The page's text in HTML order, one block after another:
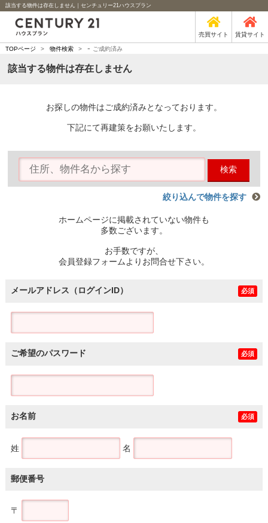
該当する物件は存在しません｜センチュリー21ハウスプラン
売買サイト 賃貸サイト
TOPページ > 物件検索 > - ご成約済み
該当する物件は存在しません
お探しの物件はご成約済みとなっております。
下記にて再建策をお願いたします。
検索
絞り込んで物件を探す
ホームページに掲載されていない物件も
多数ございます。
お手数ですが、
会員登録フォームよりお問合せ下さい。
メールアドレス（ログインID） 必須
ご希望のパスワード 必須
お名前 必須
姓 名
郵便番号
〒